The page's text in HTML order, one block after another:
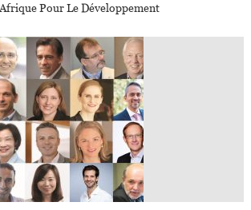
Pour Le Développement